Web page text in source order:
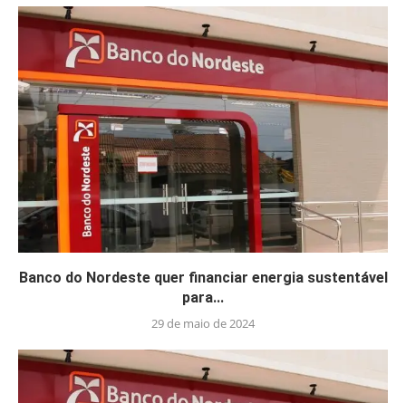
Banco do Nordeste quer financiar energia sustentável
para...
29 de maio de 2024